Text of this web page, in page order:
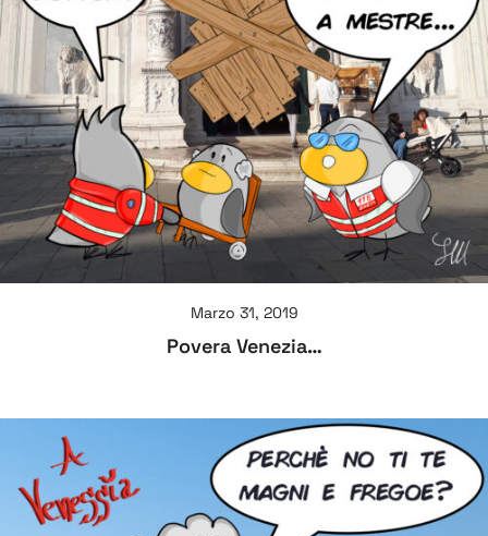
Marzo 31, 2019
Povera Venezia…